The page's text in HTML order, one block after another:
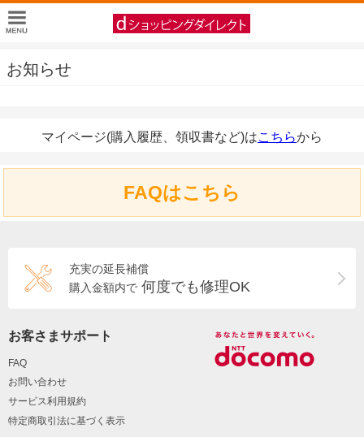
お知らせ
マイページ(購入履歴、領収書など)はこちらから
FAQはこちら
充実の延長補償
購入金額内で 何度でも修理OK
お客さまサポート
FAQ
お問い合わせ
サービス利用規約
特定商取引法に基づく表示